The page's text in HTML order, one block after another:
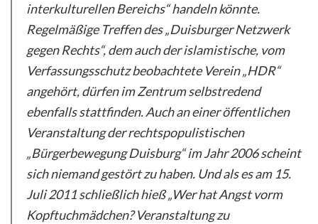
interkulturellen Bereichs“ handeln könnte.
Regelmäßige Treffen des „Duisburger Netzwerk
gegen Rechts“, dem auch der islamistische, vom
Verfassungsschutz beobachtete Verein „HDR“
angehört, dürfen im Zentrum selbstredend
ebenfalls stattfinden. Auch an einer öffentlichen
Veranstaltung der rechtspopulistischen
„Bürgerbewegung Duisburg“ im Jahr 2006 scheint
sich niemand gestört zu haben. Und als es am 15.
Juli 2011 schließlich hieß „Wer hat Angst vorm
Kopftuchmädchen? Veranstaltung zu